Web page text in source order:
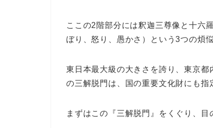
ここの2階部分には釈迦三尊像と十六
ぼり、怒り、愚かさ）という3つの煩
東日本最大級の大きさを誇り、東京
の三解脱門は、国の重要文化財にも指
まずはこの『三解脱門』をくぐり、